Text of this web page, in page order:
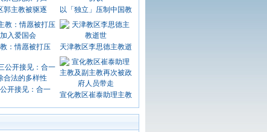
郭主教被驱逐 以「独立」压制中国教
：情愿被打压 天津教区李思德主教逝
开接见：合一
宣化教区崔泰助理主教